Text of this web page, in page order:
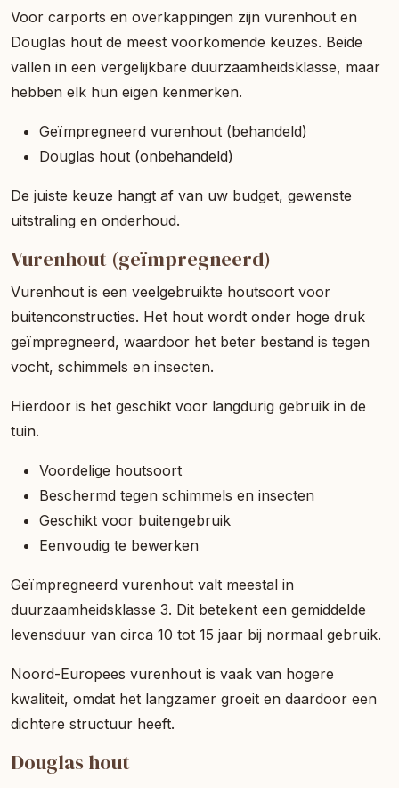
Voor carports en overkappingen zijn vurenhout en
Douglas hout de meest voorkomende keuzes. Beide
vallen in een vergelijkbare duurzaamheidsklasse, maar
hebben elk hun eigen kenmerken.
Geïmpregneerd vurenhout (behandeld)
Douglas hout (onbehandeld)
De juiste keuze hangt af van uw budget, gewenste
uitstraling en onderhoud.
Vurenhout (geïmpregneerd)
Vurenhout is een veelgebruikte houtsoort voor
buitenconstructies. Het hout wordt onder hoge druk
geïmpregneerd, waardoor het beter bestand is tegen
vocht, schimmels en insecten.
Hierdoor is het geschikt voor langdurig gebruik in de
tuin.
Voordelige houtsoort
Beschermd tegen schimmels en insecten
Geschikt voor buitengebruik
Eenvoudig te bewerken
Geïmpregneerd vurenhout valt meestal in
duurzaamheidsklasse 3. Dit betekent een gemiddelde
levensduur van circa 10 tot 15 jaar bij normaal gebruik.
Noord-Europees vurenhout is vaak van hogere
kwaliteit, omdat het langzamer groeit en daardoor een
dichtere structuur heeft.
Douglas hout